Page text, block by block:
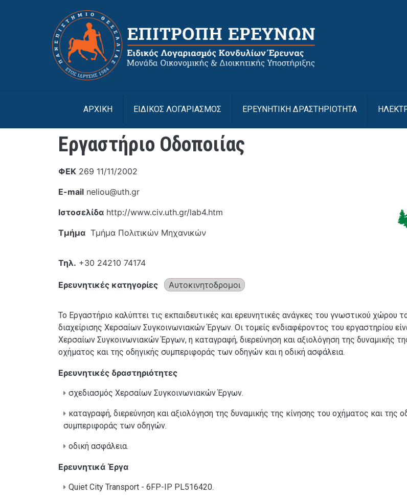
ΑΡΧΙΚΉ ΕΙΔΙΚΟΣ ΛΟΓΑΡΙΑΣΜΟΣ ΕΡΕΥΝΗΤΙΚΗ ΔΡΑΣΤΗΡΙΟΤΗΤΑ
Εργαστήριο Οδοποιίας
ΦΕΚ 269 11/11/2002
E-mail neliou@uth.gr
Ιστοσελίδα http://www.civ.uth.gr/lab4.htm
Τμήμα Τμήμα Πολιτικών Μηχανικών
Τηλ. +30 24210 74174
Ερευνητικές κατηγορίες Αυτοκινητοδρομοι
Το Εργαστήριο καλύπτει τις εκπαιδευτικές και ερευνητικές ανάγκες του γνωστικού χώρου
διαχείρισης Χερσαίων Συγκοινωνιακών Έργων. Οι τομείς ενδιαφέροντος του εργαστηρίου
Χερσαίων Συγκοινωνιακών Έργων, η καταγραφή, διερεύνηση και αξιολόγηση της δυναμικής
οχήματος και της οδηγικής συμπεριφοράς των οδηγών και η οδική ασφάλεια.
Ερευνητικές δραστηριότητες
σχεδιασμός Χερσαίων Συγκοινωνιακών Έργων.
καταγραφή, διερεύνηση και αξιολόγηση της δυναμικής της κίνησης του οχήματος και της
συμπεριφοράς των οδηγών.
οδική ασφάλεια.
Ερευνητικά Έργα
Quiet City Transport - 6FP-IP PL516420.